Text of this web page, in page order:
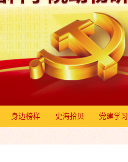
身边榜样 史海拾贝 党建学习